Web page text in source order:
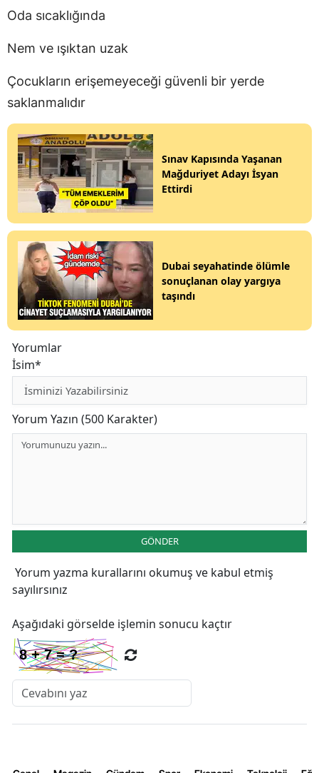
Oda sıcaklığında
Nem ve ışıktan uzak
Çocukların erişemeyeceği güvenli bir yerde
saklanmalıdır
Sınav Kapısında Yaşanan
Mağduriyet Adayı İsyan
Ettirdi
Dubai seyahatinde ölümle
sonuçlanan olay yargıya
taşındı
Yorumlar
İsim*
Yorum Yazın (500 Karakter)
GÖNDER
Yorum yazma kurallarını okumuş ve kabul etmiş
sayılırsınız
Aşağıdaki görselde işlemin sonucu kaçtır